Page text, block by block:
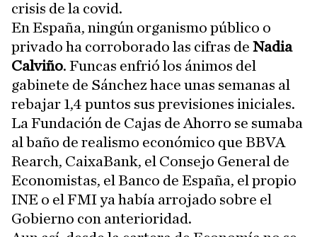
crisis de la covid.
En España, ningún organismo público o
privado ha corroborado las cifras de Nadia
Calviño. Funcas enfrió los ánimos del
gabinete de Sánchez hace unas semanas al
rebajar 1,4 puntos sus previsiones iniciales.
La Fundación de Cajas de Ahorro se sumaba
al baño de realismo económico que BBVA
Rearch, CaixaBank, el Consejo General de
Economistas, el Banco de España, el propio
INE o el FMI ya había arrojado sobre el
Gobierno con anterioridad.